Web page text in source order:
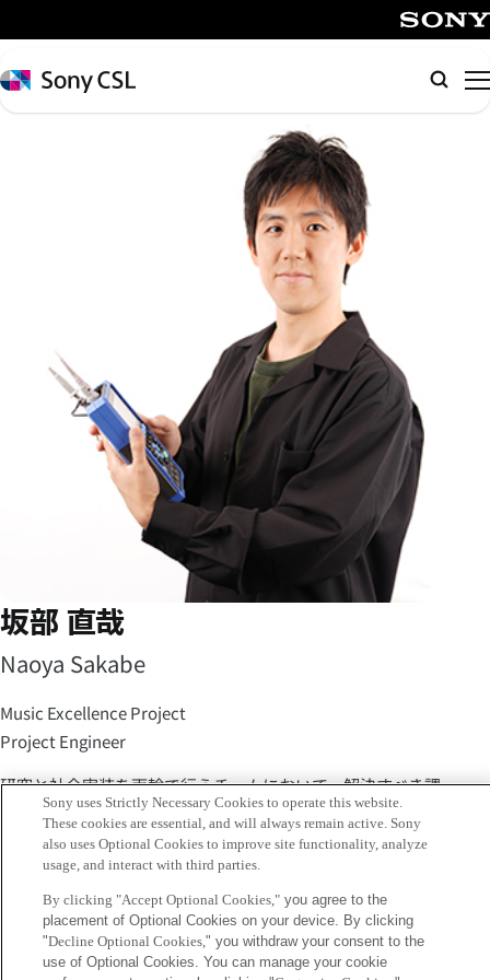
イ
ン
コ
Sony
CSL
検
索
坂部 直哉
Naoya Sakabe
Music Excellence Project
Project Engineer
研究と社会実装を両輪で行うチームにおいて、解決すべき課
題は複雑かつ、対処に迅速性が求められます。ソフトウェ
ア、ときにはハードウェアを含むエコシステムを俯瞰し、局
所ではなく大域の最適を目指すことが必要です。分野に隔た
りを置かず、小規模チームの利点を活かしたエンジニアリン
グで、音楽文化の持続可能性に貢献します。
[Keywords]
Sony uses Strictly Necessary Cookies to operate this website.
These cookies are essential, and will always remain active. Sony
also uses Optional Cookies to improve site functionality, analyze
usage, and interact with third parties.
By clicking "Accept Optional Cookies,"you agree to the
placement of Optional Cookies on your device. By clicking
"Decline Optional Cookies," you withdraw your consent to the
use of Optional Cookies. You can manage your cookie